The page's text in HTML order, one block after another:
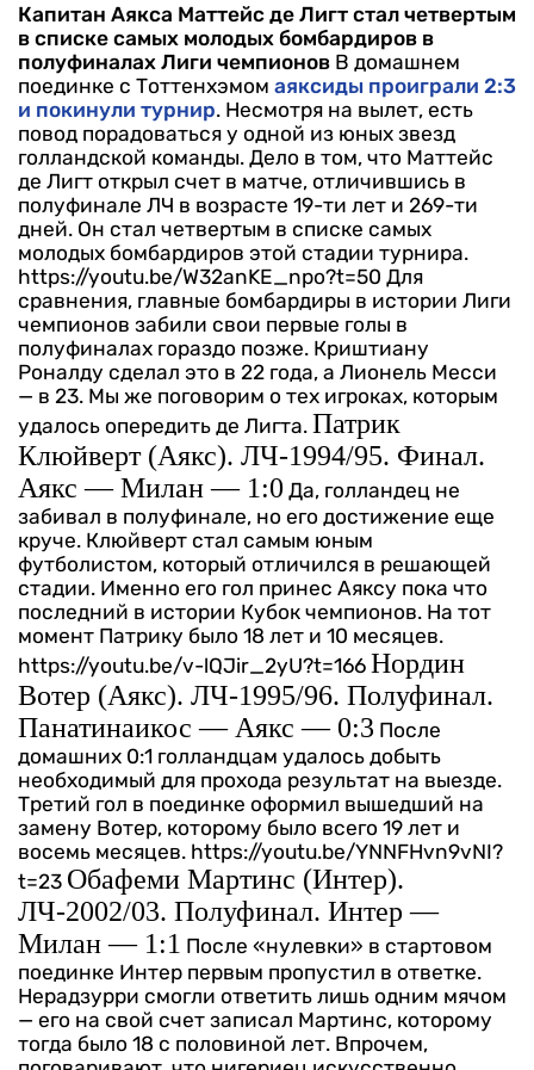
Капитан Аякса Маттейс де Лигт стал четвертым
в списке самых молодых бомбардиров в
полуфиналах Лиги чемпионов В домашнем
поединке с Тоттенхэмом аяксиды проиграли 2:3
и покинули турнир. Несмотря на вылет, есть
повод порадоваться у одной из юных звезд
голландской команды. Дело в том, что Маттейс
де Лигт открыл счет в матче, отличившись в
полуфинале ЛЧ в возрасте 19-ти лет и 269-ти
дней. Он стал четвертым в списке самых
молодых бомбардиров этой стадии турнира.
https://youtu.be/W32anKE_npo?t=50 Для
сравнения, главные бомбардиры в истории Лиги
чемпионов забили свои первые голы в
полуфиналах гораздо позже. Криштиану
Роналду сделал это в 22 года, а Лионель Месси
— в 23. Мы же поговорим о тех игроках, которым
удалось опередить де Лигта. Патрик
Клюйверт (Аякс). ЛЧ-1994/95. Финал.
Аякс — Милан — 1:0 Да, голландец не
забивал в полуфинале, но его достижение еще
круче. Клюйверт стал самым юным
футболистом, который отличился в решающей
стадии. Именно его гол принес Аяксу пока что
последний в истории Кубок чемпионов. На тот
момент Патрику было 18 лет и 10 месяцев.
https://youtu.be/v-lQJir_2yU?t=166 Нордин
Вотер (Аякс). ЛЧ-1995/96. Полуфинал.
Панатинаикос — Аякс — 0:3 После
домашних 0:1 голландцам удалось добыть
необходимый для прохода результат на выезде.
Третий гол в поединке оформил вышедший на
замену Вотер, которому было всего 19 лет и
восемь месяцев. https://youtu.be/YNNFHvn9vNI?
t=23 Обафеми Мартинс (Интер).
ЛЧ-2002/03. Полуфинал. Интер —
Милан — 1:1 После «нулевки» в стартовом
поединке Интер первым пропустил в ответке.
Нерадзурри смогли ответить лишь одним мячом
— его на свой счет записал Мартинс, которому
тогда было 18 с половиной лет. Впрочем,